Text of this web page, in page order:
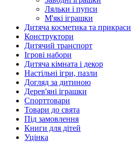
Ляльки і пупси
М'які іграшки
Дитяча косметика та прикраси
Конструктори
Дитячий транспорт
Ігрові набори
Дитяча кімната і декор
Настільні ігри, пазли
Догляд за дитиною
Дерев'яні іграшки
Спорттовари
Товари до свята
Під замовлення
Книги для дітей
Уцінка